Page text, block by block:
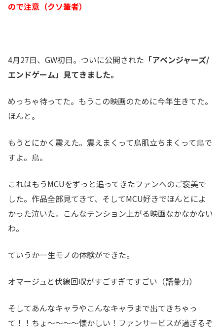
ので注意（クソ筆者）
4月27日、GW初日。ついに公開された 「アベンジャーズ/
エンドゲーム」見てきました。
めっちゃ待ってた。もうこの映画のために今年生きてた。
ほんと。
もうとにかく震えた。震えまくって鳥肌立ちまくって鳥で
すよ。鳥。
これはもうMCUをずっと追ってきたファンへのご褒美で
した。作品全部見てきて、そしてMCU好きでほんとによ
かった泣いた。こんなテンション上がる映画なかなかない
わ。
ていうか一生モノの体験ができた。
オマージュと伏線回収がすごすぎてすごい（語彙力）
そしてあんなキャラやこんなキャラまで出てきちゃっ
て！！ちょ～～～～懐かしい！ファンサービスが過ぎるぞ